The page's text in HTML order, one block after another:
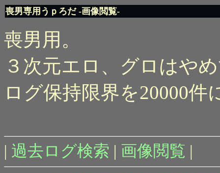
喪男専用うｐろだ -画像閲覧-
喪男用。
３次元エロ、グロはや
ログ保持限界を20000件
| 過去ログ検索 | 画像閲覧 |